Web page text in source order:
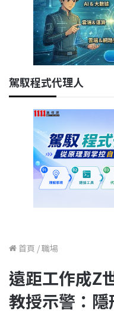
駕馭程式代理人